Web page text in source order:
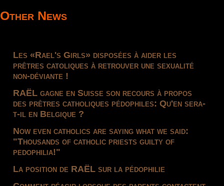
Other News
Les «Rael's Girls» disposées à aider les
prêtres catoliques à retrouver une sexualité
non-déviante !
RAËL gagne en Suisse son recours à propos
des prêtres catholiques pédophiles: Qu'en sera-
t-il en Belgique ?
Now even catholics are saying what we said:
"Thousands of catholic priests guilty of
pedophilia!"
La position de RAËL sur la pédophilie